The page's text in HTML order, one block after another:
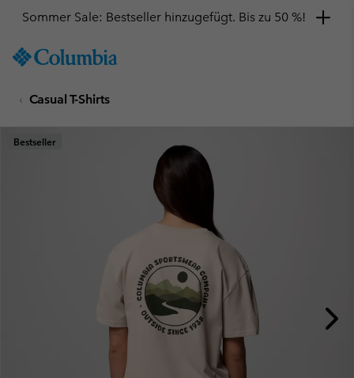
TO
SKIP
MAIN
NAV
Sommer Sale: Bestseller hinzugefügt. Bis zu 50 %!
Casual T-Shirts
Bestseller